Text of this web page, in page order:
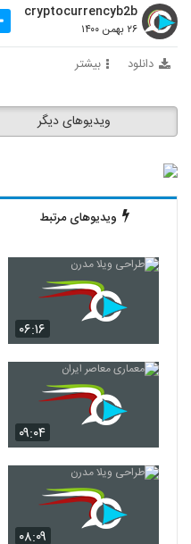
cryptocurrencyb2b
۲۶ بهمن ۱۴۰۰
دانلود بیشتر
ویدیوهای دیگر
ویدیوهای مرتبط
۰۶:۱۶
۰۹:۰۴
۰۸:۰۹